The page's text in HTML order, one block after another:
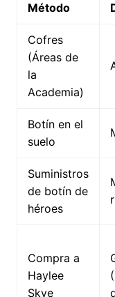
Método
Cofres
(Áreas de
la
Academia)
Botín en el
suelo
Suministros
de botín de
héroes
Compra a
Haylee
Skye